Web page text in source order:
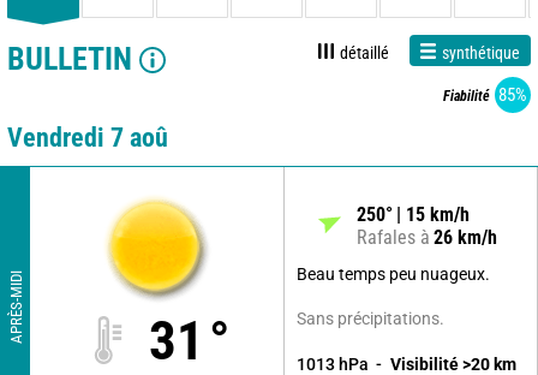
BULLETIN détaillé synthétique
Fiabilité 85%
Vendredi 7 aoû
APRÈS-MIDI 31 °
250° 15 km/h
Rafales à 26 km/h
Beau temps peu nuageux.
Sans précipitations.
1013 hPa Visibilité >20 km